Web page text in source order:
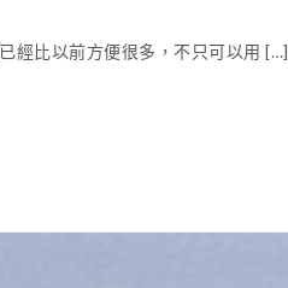
經比以前方便很多，不只可以用 […]